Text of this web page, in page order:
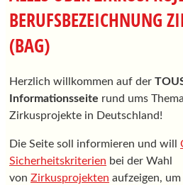
BERUFSBEZEICHNUNG
(BAG)
Herzlich willkommen auf der
Informationsseite rund ums
Zirkusprojekte in Deutschland!
Die Seite soll informieren und will
Sicherheitskriterien bei der Wahl
von Zirkusprojekten aufzeigen,